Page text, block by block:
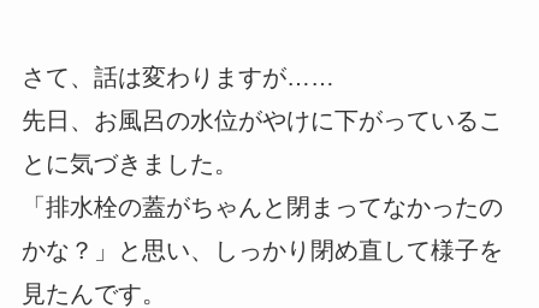
さて、話は変わりますが……
先日、お風呂の水位がやけに下がっているこ
とに気づきました。
「排水栓の蓋がちゃんと閉まってなかったの
かな？」と思い、しっかり閉め直して様子を
見たんです。